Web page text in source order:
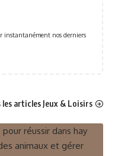
instantanément nos derniers
les articles Jeux & Loisirs